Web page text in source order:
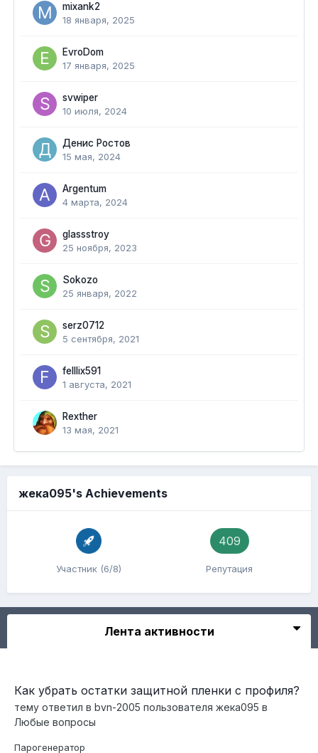
mixank2
18 января, 2025
EvroDom
17 января, 2025
svwiper
10 июля, 2024
Денис Ростов
15 мая, 2024
Argentum
4 марта, 2024
glassstroy
25 ноября, 2023
Sokozo
25 января, 2022
serz0712
5 сентября, 2021
felllix591
1 августа, 2021
Rexther
13 мая, 2021
жека095's Achievements
Участник (6/8)
409
Репутация
Лента активности
Как убрать остатки защитной пленки с профиля?
тему ответил в bvn-2005 пользователя жека095 в
Любые вопросы
Парогенератор